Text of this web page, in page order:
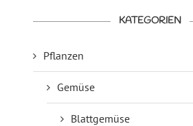
KATEGORIEN
Pflanzen
Gemüse
Blattgemüse